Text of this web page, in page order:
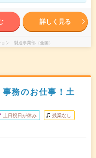
詳しく見る
ン 製造事業部（全国）
事務のお仕事！土
土日祝日が休み 残業なし